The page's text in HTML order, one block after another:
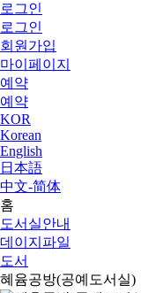
로그인
로그인
회원가입
마이페이지
예약
예약
KOR
Korean
English
日本語
中文-简体
홈
도서실안내
데이지파일
도서
혜윰공방(공예도서실)